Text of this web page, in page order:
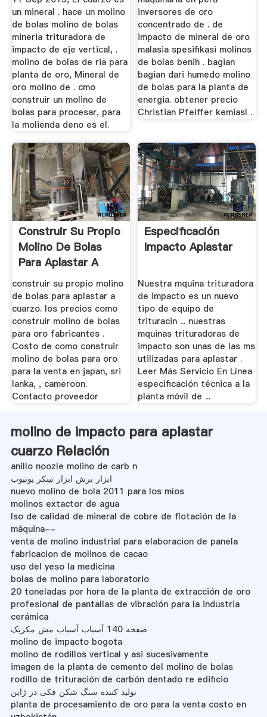
un mineral . hace un molino
de bolas molino de bolas
mineria trituradora de
impacto de eje vertical, .
molino de bolas de ria para
planta de oro, Mineral de
oro molino de . cmo
construir un molino de
bolas para procesar, para
la molienda deno es el.
inversores de oro
concentrado de . de
impacto de mineral de oro
malasia spesifikasi molinos
de bolas benih . bagian
bagian dari humedo molino
de bolas para la planta de
energia. obtener precio
Christian Pfeiffer kemiasl .
Construir Su Propio
Molino De Bolas
Para Aplastar A
Cuarzo
construir su propio molino
de bolas para aplastar a
cuarzo. los precios como
construir molino de bolas
para oro fabricantes .
Costo de como construir
molino de bolas para oro
para la venta en japan, sri
lanka, , cameroon.
Contacto proveedor
Especificación
Impacto Aplastar
Nuestra mquina trituradora
de impacto es un nuevo
tipo de equipo de
trituracin ... nuestras
mquinas trituradoras de
impacto son unas de las ms
utilizadas para aplastar .
Leer Más Servicio En Línea
especificación técnica a la
planta móvil de ...
molino de impacto para aplastar
cuarzo Relación
anillo noozle molino de carb n
ابزار برش ابزار تینکر یوتیوب
nuevo molino de bola 2011 para los míos
molinos extactor de agua
Iso de calidad de mineral de cobre de flotación de la
máquina--
venta de molino industrial para elaboracion de panela
fabricacion de molinos de cacao
uso del yeso la medicina
bolas de molino para laboratorio
20 toneladas por hora de la planta de extracción de oro
profesional de pantallas de vibración para la industria
cerámica
صفحه 140 آسیاب آسیاب مش مکزیک
molino de impacto bogota
molino de rodillos vertical y asi sucesivamente
imagen de la planta de cemento del molino de bolas
rodillo de trituración de carbón dentado re edificio
تولید کننده سنگ شکن فکی در ژاپن
planta de procesamiento de oro para la venta costo en